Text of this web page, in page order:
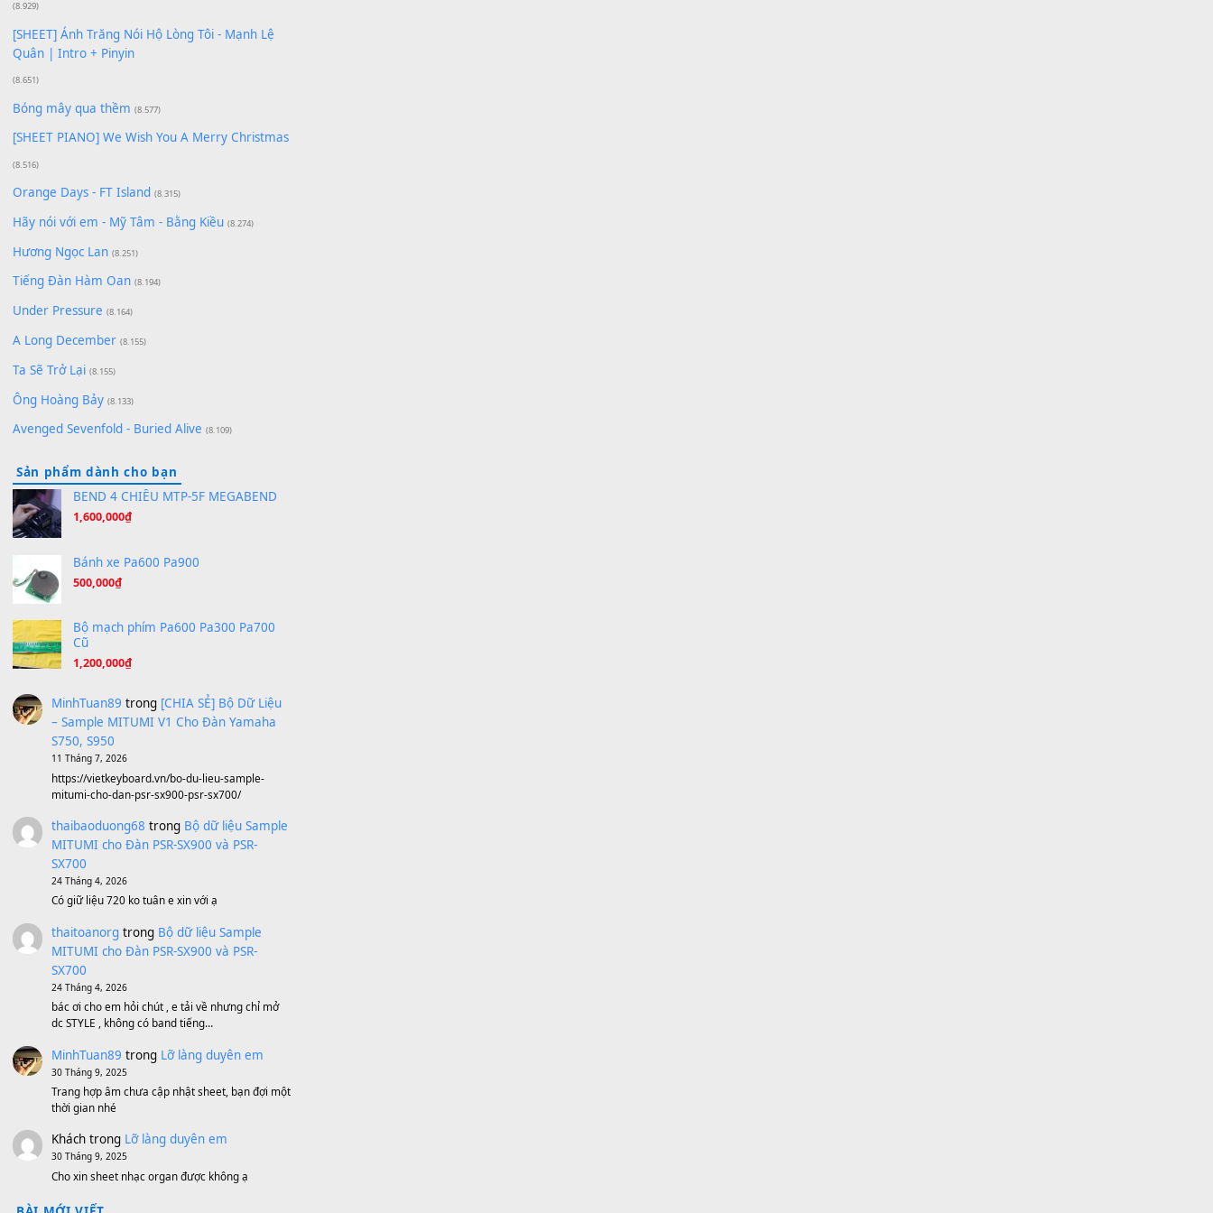
[SHEET PIANO] Happy Birthday
Giá Như - Soobin Hoàng Sơn
Có Em Đời Bỗng Vui
Cơn Mơ Băng Giá (9.103)
Chờ một tiếng yêu
Qí shí bù xiǎng zǒu - 其实不想走
(8.929)
[SHEET] Ánh Trăng Nói Hộ Lòng Tôi - Mạnh Lệ
Quân | Intro + Pinyin
(8.651)
Bóng mây qua thềm
[SHEET PIANO] We Wish You A Merry Christmas
(8.516)
Orange Days - FT Island
Hãy nói với em - Mỹ Tâm - Bằng Kiều
Hương Ngọc Lan
Tiếng Đàn Hàm Oan
Under Pressure (8.164)
A Long December
Ta Sẽ Trở Lại (8.155)
Ông Hoàng Bảy (8.133)
Avenged Sevenfold - Buried Alive (8.109)
Sản phẩm dành cho bạn
BEND 4 CHIỀU MTP-5F MEGABEND
1,600,000₫
Bánh xe Pa600 Pa900
500,000
Bộ mạch phím Pa600 Pa300 Pa700
Cũ
1,200,000₫
MinhTuan89trong [CHIA SẺ] Bộ Dữ Liệu
– Sample MITUMI V1 Cho Đàn Yamaha
S750, S950
11 Tháng 7, 2026
https://vietkeyboard.vn/bo-du-lieu-sample-
mitumi-cho-dan-psr-sx900-psr-sx700/
thaibaoduong68trong Bộ dữ liệu Sample
MITUMI cho Đàn PSR-SX900 và PSR-
SX700
24 Tháng 4, 2026